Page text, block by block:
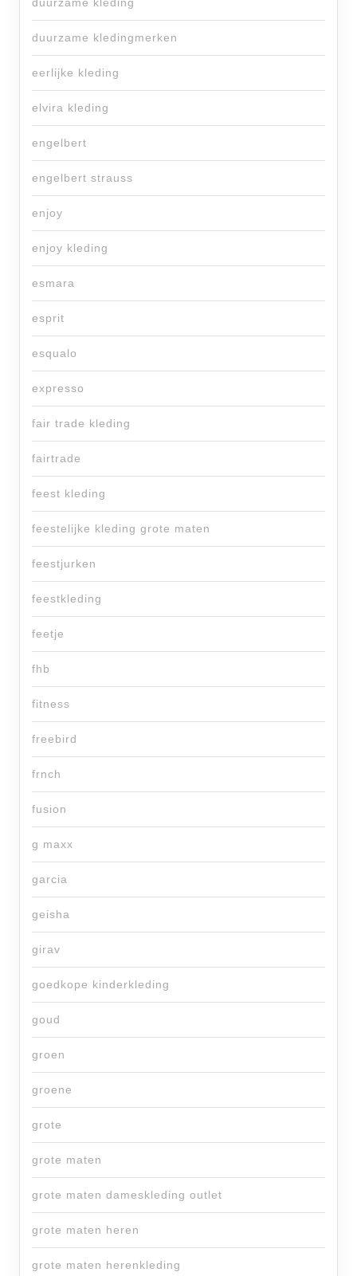
duurzame kledingmerken
eerlijke kleding
elvira kleding
engelbert
engelbert strauss
enjoy
enjoy kleding
esmara
esprit
esqualo
expresso
fair trade kleding
fairtrade
feest kleding
feestelijke kleding grote maten
feestjurken
feestkleding
feetje
fhb
fitness
freebird
frnch
fusion
g maxx
garcia
geisha
girav
goedkope kinderkleding
goud
groen
groene
grote
grote maten
grote maten dameskleding outlet
grote maten heren
grote maten herenkleding